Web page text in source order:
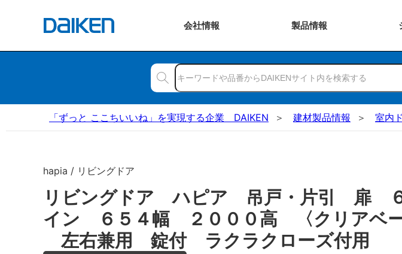
会社情報 製品情報
「ずっと ここちいいね」を実現する企業 DAIKEN 建材製品情報 室内
hapia / リビングドア
リビングドア ハピア 吊戸・片引 扉
イン ６５４幅 ２０００高 〈クリアベー
左右兼用 錠付 ラクラクローズ付用